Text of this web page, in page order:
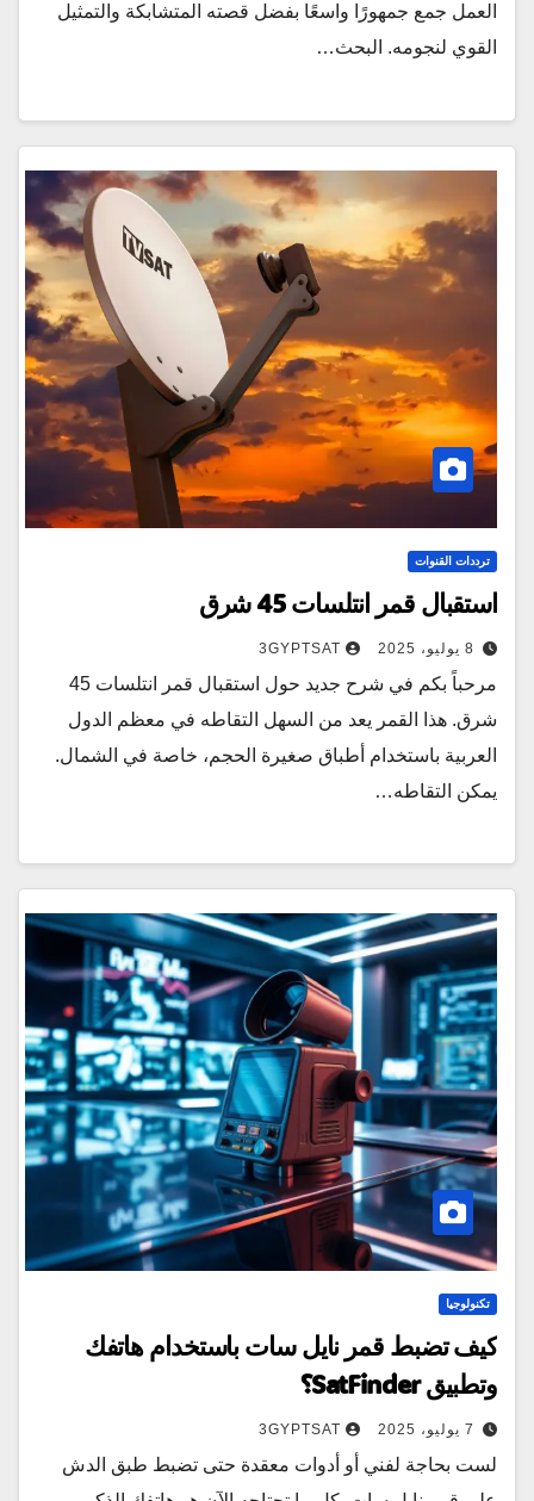
العمل جمع جمهورًا واسعًا بفضل قصته المتشابكة والتمثيل
القوي لنجومه. البحث…
ترددات القنوات
استقبال قمر انتلسات 45 شرق
8 يوليو، 2025 3GYPTSAT
مرحباً بكم في شرح جديد حول استقبال قمر انتلسات 45
شرق. هذا القمر يعد من السهل التقاطه في معظم الدول
العربية باستخدام أطباق صغيرة الحجم، خاصة في الشمال.
يمكن التقاطه…
تكنولوجيا
كيف تضبط قمر نايل سات باستخدام هاتفك
وتطبيق SatFinder؟
7 يوليو، 2025 3GYPTSAT
لست بحاجة لفني أو أدوات معقدة حتى تضبط طبق الدش